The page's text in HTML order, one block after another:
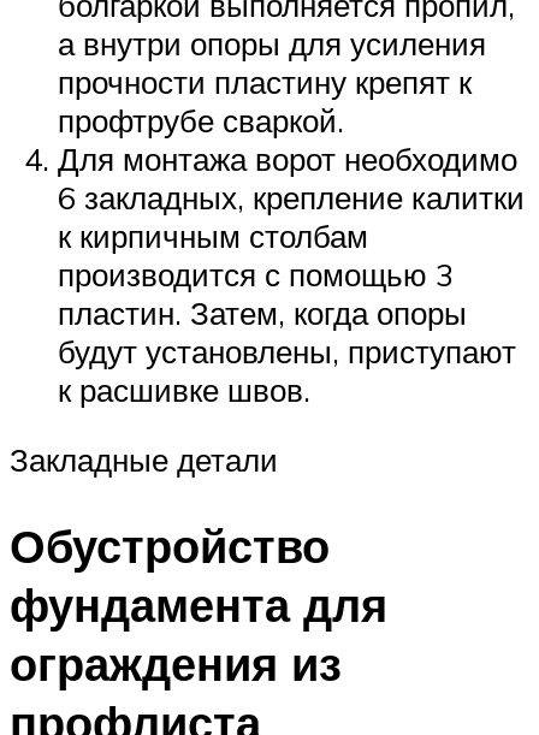
а внутри опоры для усиления
прочности пластину крепят к
профтрубе сваркой.
Для монтажа ворот необходимо
6 закладных, крепление калитки
к кирпичным столбам
производится с помощью 3
пластин. Затем, когда опоры
будут установлены, приступают
к расшивке швов.
Закладные детали
Обустройство
фундамента для
ограждения из
профлиста